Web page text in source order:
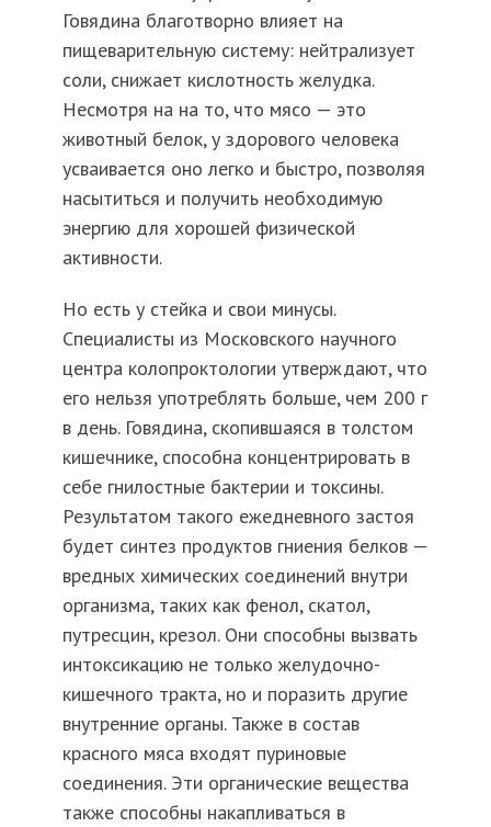
Говядина благотворно влияет на
пищеварительную систему: нейтрализует
соли, снижает кислотность желудка.
Несмотря на на то, что мясо — это
животный белок, у здорового человека
усваивается оно легко и быстро, позволяя
насытиться и получить необходимую
энергию для хорошей физической
активности.
Но есть у стейка и свои минусы.
Специалисты из Московского научного
центра колопроктологии утверждают, что
его нельзя употреблять больше, чем 200 г
в день. Говядина, скопившаяся в толстом
кишечнике, способна концентрировать в
себе гнилостные бактерии и токсины.
Результатом такого ежедневного застоя
будет синтез продуктов гниения белков —
вредных химических соединений внутри
организма, таких как фенол, скатол,
путресцин, крезол. Они способны вызвать
интоксикацию не только желудочно-
кишечного тракта, но и поразить другие
внутренние органы. Также в состав
красного мяса входят пуриновые
соединения. Эти органические вещества
также способны накапливаться в